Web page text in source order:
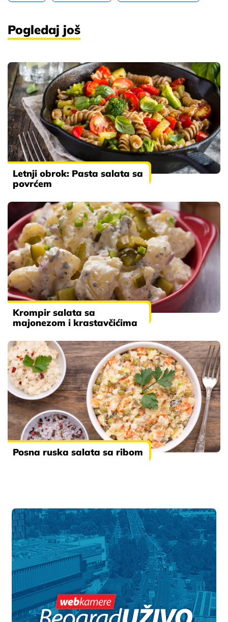
Pogledaj još
Letnji obrok: Pasta salata sa
povrćem
Krompir salata sa
majonezom i krastavčićima
Posna ruska salata sa ribom